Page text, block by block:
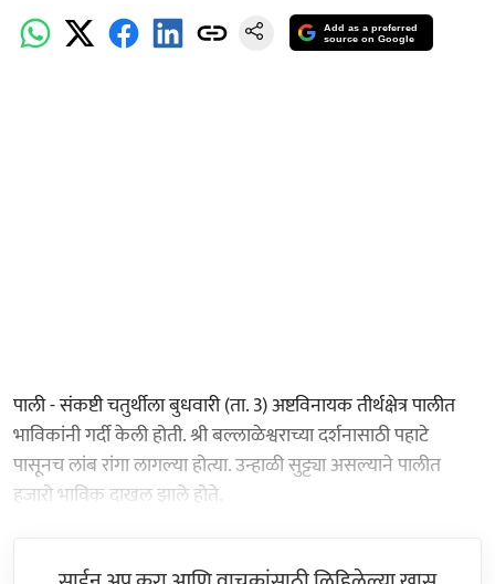
Add as a preferred
source on Google
पाली - संकष्टी चतुर्थीला बुधवारी (ता. 3) अष्टविनायक तीर्थक्षेत्र पालीत
भाविकांनी गर्दी केली होती. श्री बल्लाळेश्वराच्या दर्शनासाठी पहाटे
पासूनच लांब रांगा लागल्या होत्या. उन्हाळी सुट्ट्या असल्याने पालीत
हजारो भाविक दाखल झाले होते.